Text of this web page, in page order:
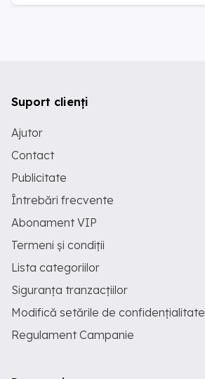
Suport clienți
Ajutor
Contact
Publicitate
Întrebări frecvente
Abonament VIP
Termeni și condiții
Lista categoriilor
Siguranța tranzacțiilor
Modifică setările de confidențialitate
Regulament Campanie